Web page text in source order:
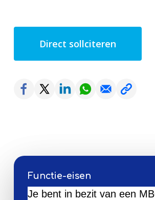
Direct sollciteren
Functie-eisen
Je bent in bezit van een